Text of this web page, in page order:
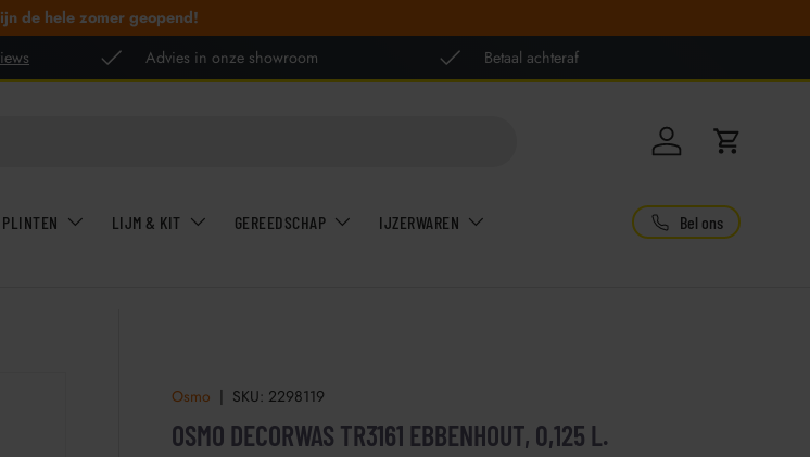
de hele zomer geopend!
Advies in onze showroom Betaal achteraf
Inloggen
PLINTEN LIJM & KIT GEREEDSCHAP IJZERWAREN Bel ons
Osmo | SKU: 2298119
OSMO DECORWAS TR3161 EBBENHOUT, 0,125 L.